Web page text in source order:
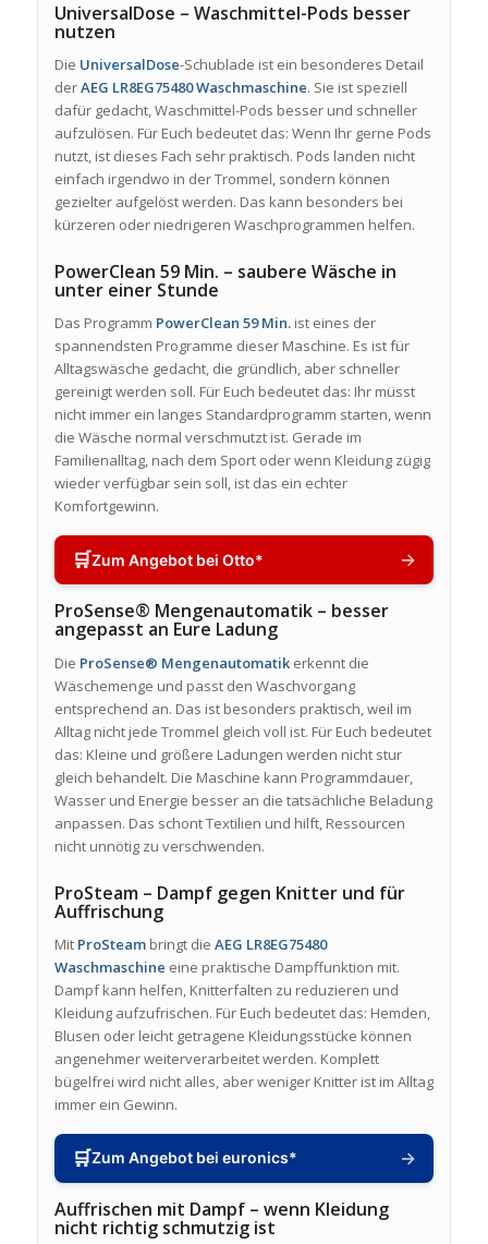
UniversalDose – Waschmittel-Pods besser
nutzen
Die UniversalDose-Schublade ist ein besonderes Detail
derAEG LR8EG75480 Waschmaschine. Sie ist speziell
dafür gedacht, Waschmittel-Pods besser und schneller
aufzulösen. Für Euch bedeutet das: Wenn Ihr gerne Pods
nutzt, ist dieses Fach sehr praktisch. Pods landen nicht
einfach irgendwo in der Trommel, sondern können
gezielter aufgelöst werden. Das kann besonders bei
kürzeren oder niedrigeren Waschprogrammen helfen.
PowerClean 59 Min. – saubere Wäsche in
unter einer Stunde
Das Programm PowerClean 59 Min.ist eines der
spannendsten Programme dieser Maschine. Es ist für
Alltagswäsche gedacht, die gründlich, aber schneller
gereinigt werden soll. Für Euch bedeutet das: Ihr müsst
nicht immer ein langes Standardprogramm starten, wenn
die Wäsche normal verschmutzt ist. Gerade im
Familienalltag, nach dem Sport oder wenn Kleidung zügig
wieder verfügbar sein soll, ist das ein echter
Komfortgewinn.
🛒Zum Angebot bei Otto* →
ProSense® Mengenautomatik – besser
angepasst an Eure Ladung
Die ProSense® Mengenautomatikerkennt die
Wäschemenge und passt den Waschvorgang
entsprechend an. Das ist besonders praktisch, weil im
Alltag nicht jede Trommel gleich voll ist. Für Euch bedeutet
das: Kleine und größere Ladungen werden nicht stur
gleich behandelt. Die Maschine kann Programmdauer,
Wasser und Energie besser an die tatsächliche Beladung
anpassen. Das schont Textilien und hilft, Ressourcen
nicht unnötig zu verschwenden.
ProSteam – Dampf gegen Knitter und für
Auffrischung
Mit ProSteambringt die AEG LR8EG75480
Waschmaschine eine praktische Dampffunktion mit.
Dampf kann helfen, Knitterfalten zu reduzieren und
Kleidung aufzufrischen. Für Euch bedeutet das: Hemden,
Blusen oder leicht getragene Kleidungsstücke können
angenehmer weiterverarbeitet werden. Komplett
bügelfrei wird nicht alles, aber weniger Knitter ist im Alltag
immer ein Gewinn.
🛒Zum Angebot bei euronics* →
Auffrischen mit Dampf – wenn Kleidung
nicht richtig schmutzig ist